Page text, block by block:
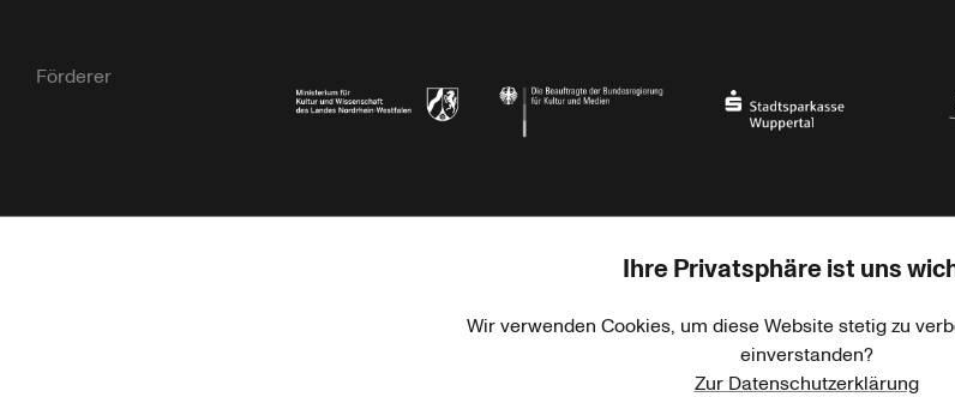
Förderer
Dr. Werner Jackstädt Stiftung Haus der Kulturen der Welt
Ihre Privatsphäre ist uns
Wir verwenden Cookies, um diese Website stetig zu
einverstanden?
Zur Datenschutzerklärung